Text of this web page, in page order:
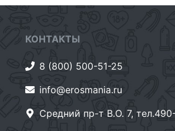
КОНТАКТЫ
8 (800) 500-51-25
info@erosmania.ru
Средний пр-т В.О. 7,